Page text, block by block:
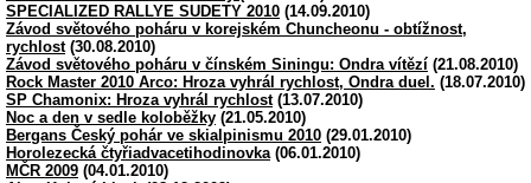
SPECIALIZED RALLYE SUDETY 2010 (14.09.2010)
Závod světového poháru v korejském Chuncheonu - obtížnost,
rychlost(30.08.2010)
Závod světového poháru v čínském Siningu: Ondra vítězí (21.08.2010)
Rock Master 2010 Arco: Hroza vyhrál rychlost, Ondra duel. (18.07.2010)
SP Chamonix: Hroza vyhrál rychlost(13.07.2010)
Noc a den v sedle koloběžky (21.05.2010)
Bergans Český pohár ve skialpinismu 2010 (29.01.2010)
Horolezecká čtyřiadvacetihodinovka(06.01.2010)
MČR 2009 (04.01.2010)